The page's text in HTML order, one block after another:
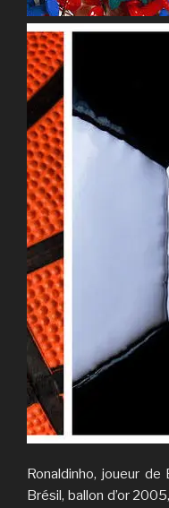
Ronaldinho, joueur
Brésil, ballon d’or